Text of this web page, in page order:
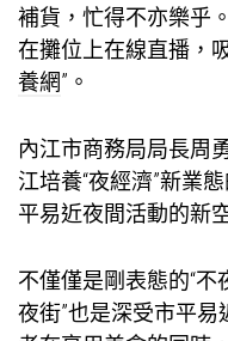
補貨，忙得不亦樂乎
在攤位上在線直播，
養網”。
內江市商務局局長周
江培養“夜經濟”新業
平易近夜間活動的新
不僅僅是剛表態的“不
夜街”也是深受市平